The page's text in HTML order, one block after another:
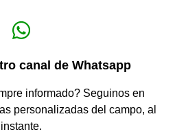
canal de Whatsapp
informado? Seguinos en
personalizadas del campo, al
instante.